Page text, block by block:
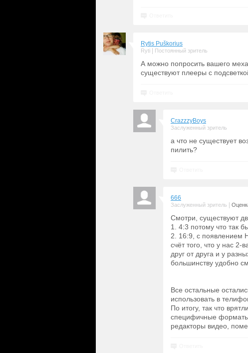
Rytis Puškorius
Ryti Постоянный зритель
А можно попросить вашего
существуют плееры с
CrazzzyBoys
Заслуженный зритель
а что не существует
пилить?
666
Заслуженный зритель
Смотри, существуют
1. 4:3 потому что так
2. 16:9, с появлением
счёт того, что у нас
друг от друга и у
большинству удобно
Все остальные
использовать в
По итогу, так что
специфичные
редакторы видео,